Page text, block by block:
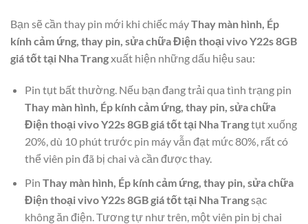
Bạn sẽ cần thay pin mới khi chiếc máyThay màn hình, Ép
kính cảm ứng, thay pin, sửa chữa Điện thoại vivo Y22s 8GB
giá tốt tại Nha Trangxuất hiện những dấu hiệu sau:
Pin tụt bất thường. Nếu bạn đang trải qua tình trạng pin
Thay màn hình, Ép kính cảm ứng, thay pin, sửa chữa
Điện thoại vivo Y22s 8GB giá tốt tại Nha Trangtụt xuống
20%, dù 10 phút trước pin máy vẫn đạt mức 80%, rất có
thể viên pin đã bị chai và cần được thay.
Pin Thay màn hình, Ép kính cảm ứng, thay pin, sửa chữa
Điện thoại vivo Y22s 8GB giá tốt tại Nha Trangsạc
không ăn điện. Tương tự như trên, một viên pin bị chai